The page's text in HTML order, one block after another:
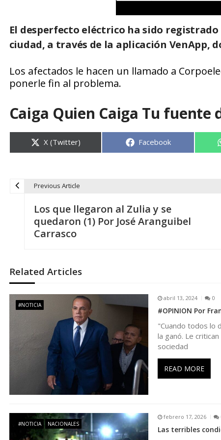
El desperfecto eléctrico ha sido
ciudad, a través de la aplicación VenApp,
Los afectados le hacen un llamado a
ponerle fin al problema.
Caiga Quien Caiga Tu fuente
Compartir
en
X (Twitter) Compartir
Facebook
e
g
a
c
i
ó
n
Previous Article
Los que llegaron al Zulia y se
quedaron (1) Por José Aranguibel
Carrasco
Related Articles
#NOTICIA
abril 13, 2024 0
#OPINION Por
"Cuando todos lo
la ganó. Le
sociedad
READ MORE
#NOTICIA NACIONALES
febrero 17, 2026
Las terribles